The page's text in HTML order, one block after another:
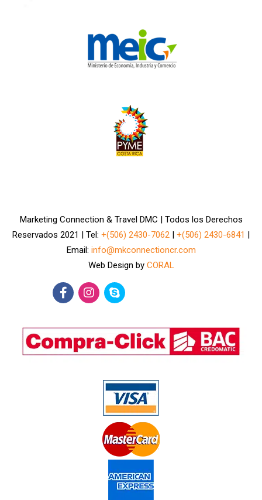
Marketing Connection & Travel DMC | Todos los Derechos
Reservados 2021 | Tel: +(506) 2430-7062 | +(506) 2430-6841 |
Email: info@mkconnectioncr.com
Web Design by CORAL